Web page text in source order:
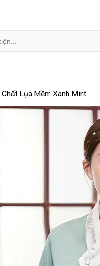
Chất Lụa Mềm Xanh Mint